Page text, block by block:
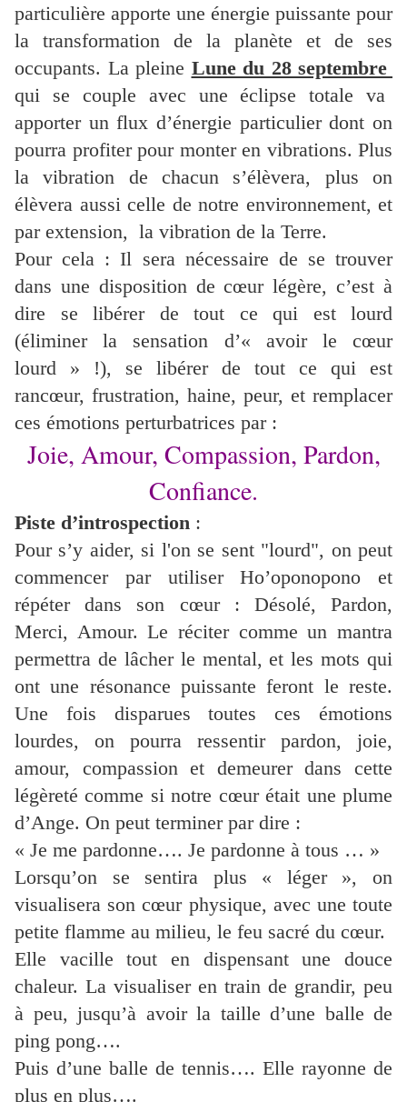
particulière apporte une énergie puissante pour
la transformation de la planète et de ses
occupants. La pleine Lune du 28 septembre
qui se couple avec une éclipse totale va
apporter un flux d’énergie particulier dont on
pourra profiter pour monter en vibrations. Plus
la vibration de chacun s’élèvera, plus on
élèvera aussi celle de notre environnement, et
par extension, la vibration de la Terre.
Pour cela : Il sera nécessaire de se trouver
dans une disposition de cœur légère, c’est à
dire se libérer de tout ce qui est lourd
(éliminer la sensation d’« avoir le cœur
lourd » !), se libérer de tout ce qui est
rancœur, frustration, haine, peur, et remplacer
ces émotions perturbatrices par :
Joie, Amour, Compassion, Pardon,
Confiance.
Piste d’introspection :
Pour s’y aider, si l'on se sent "lourd", on peut
commencer par utiliser Ho’oponopono et
répéter dans son cœur : Désolé, Pardon,
Merci, Amour. Le réciter comme un mantra
permettra de lâcher le mental, et les mots qui
ont une résonance puissante feront le reste.
Une fois disparues toutes ces émotions
lourdes, on pourra ressentir pardon, joie,
amour, compassion et demeurer dans cette
légèreté comme si notre cœur était une plume
d’Ange. On peut terminer par dire :
« Je me pardonne…. Je pardonne à tous … »
Lorsqu’on se sentira plus « léger », on
visualisera son cœur physique, avec une toute
petite flamme au milieu, le feu sacré du cœur.
Elle vacille tout en dispensant une douce
chaleur. La visualiser en train de grandir, peu
à peu, jusqu’à avoir la taille d’une balle de
ping pong….
Puis d’une balle de tennis…. Elle rayonne de
plus en plus….